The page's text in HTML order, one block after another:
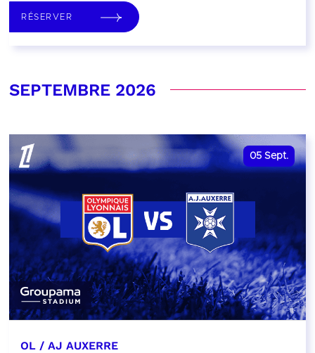
RÉSERVER
SEPTEMBRE 2026
05 Sept.
OL / AJ AUXERRE